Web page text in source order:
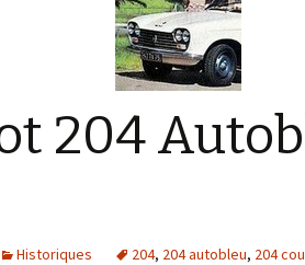
204
Historiques 204, 204 autobleu, 204